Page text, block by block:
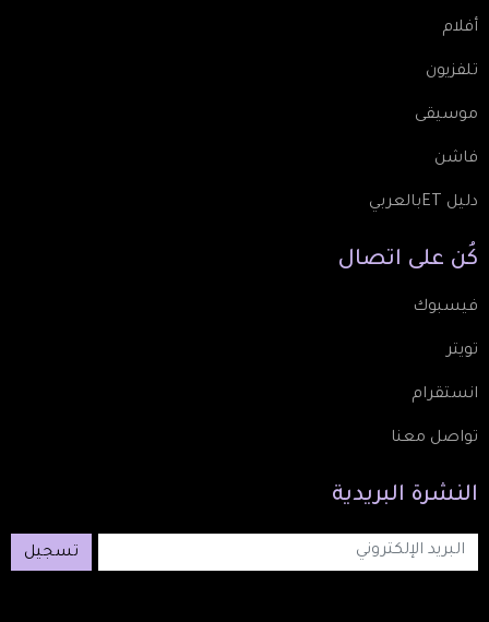
أفلام
تلفزيون
موسيقى
فاشن
دليل ETبالعربي
كُن على اتصال
فيسبوك
تويتر
انستقرام
تواصل معنا
النشرة البريدية
تسجيل